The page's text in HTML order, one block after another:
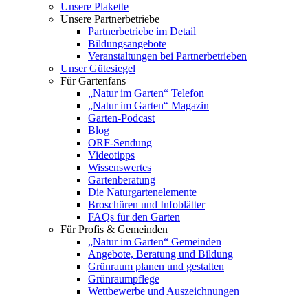
Unsere Plakette
Unsere Partnerbetriebe
Partnerbetriebe im Detail
Bildungsangebote
Veranstaltungen bei Partnerbetrieben
Unser Gütesiegel
Für Gartenfans
„Natur im Garten“ Telefon
„Natur im Garten“ Magazin
Garten-Podcast
Blog
ORF-Sendung
Videotipps
Wissenswertes
Gartenberatung
Die Naturgartenelemente
Broschüren und Infoblätter
FAQs für den Garten
Für Profis & Gemeinden
„Natur im Garten“ Gemeinden
Angebote, Beratung und Bildung
Grünraum planen und gestalten
Grünraumpflege
Wettbewerbe und Auszeichnungen